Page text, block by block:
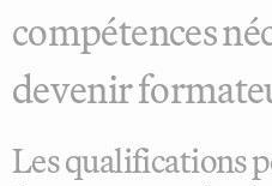
compétences
devenir
Les qualifications